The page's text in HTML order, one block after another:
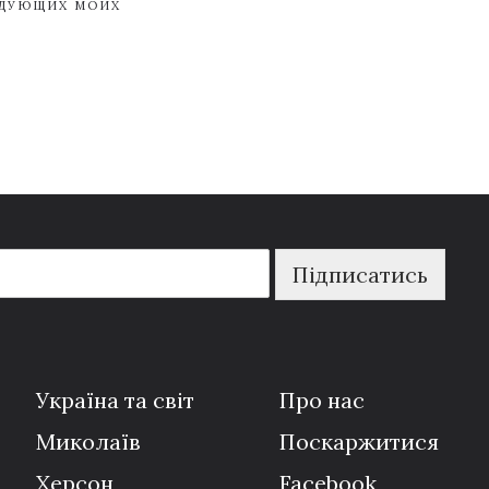
МОИХ
Підписатись
Україна та світ
Миколаїв
Херсон
Про нас
Поскаржитися
Facebook